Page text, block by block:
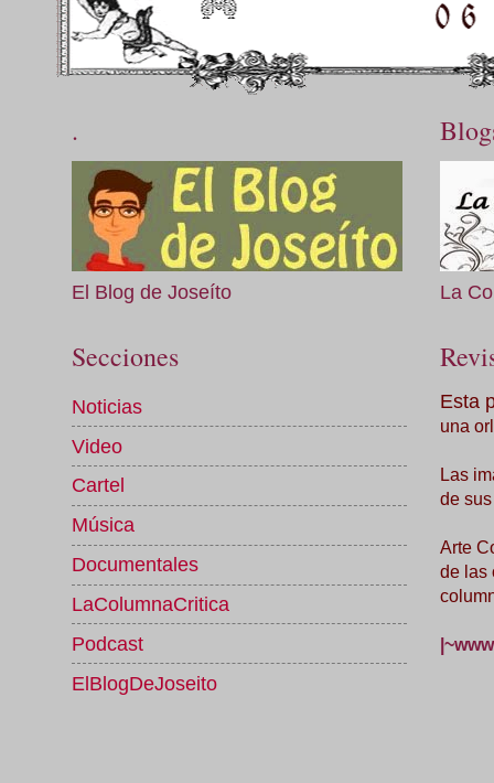
.
El Blog de Joseíto
Secciones
Noticias
Video
Cartel
Música
Documentales
LaColumnaCritica
Podcast
ElBlogDeJoseito
La
Esta
una
Las
de
Arte
de las